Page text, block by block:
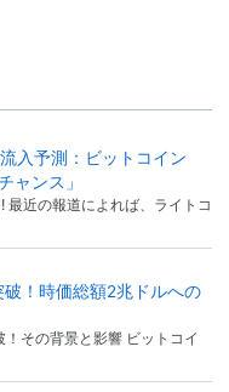
入予測：ビットコイン
ャンス」
最近の報道によれば、ライトコ
破！時価総額2兆ドルへの
その背景と影響 ビットコイ